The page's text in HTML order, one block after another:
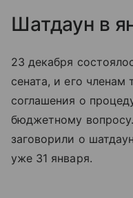
Шатдаун в
23 декабря
сената, и его членам
соглашения о
бюджетному
заговорили о
уже 31 января.